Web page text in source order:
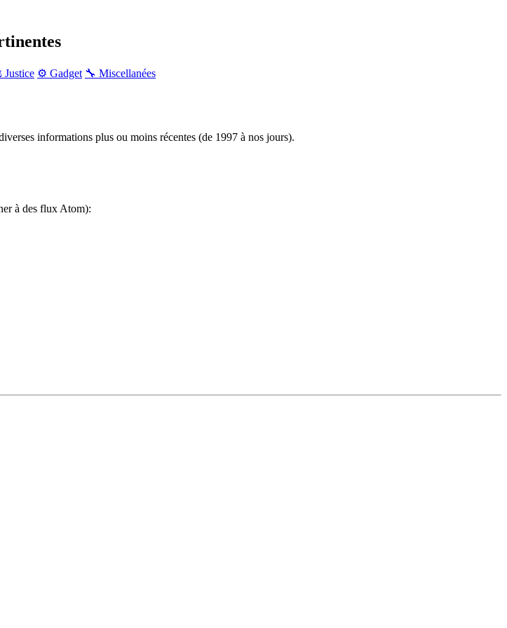
⚙️ Gadget 🔧 Miscellanées
informations plus ou moins récentes (de 1997 à nos jours).
à des flux Atom):